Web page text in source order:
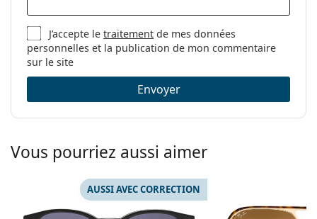
J’accepte letraitement de mes données
personnelles et la publication de mon commentaire
sur le site
Envoyer
Vous pourriez aussi aimer
AUSSI AVEC CORRECTION